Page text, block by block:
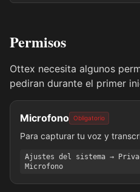
Permisos
Ottex necesita algunos
pediran durante el primer
Microfono Obligatorio
Para capturar tu voz y
Ajustes del sistema →
Microfono